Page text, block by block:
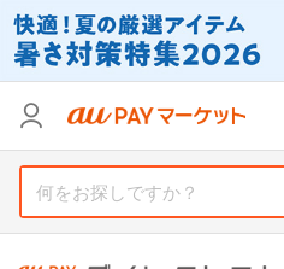
支払い方法
支払い方法